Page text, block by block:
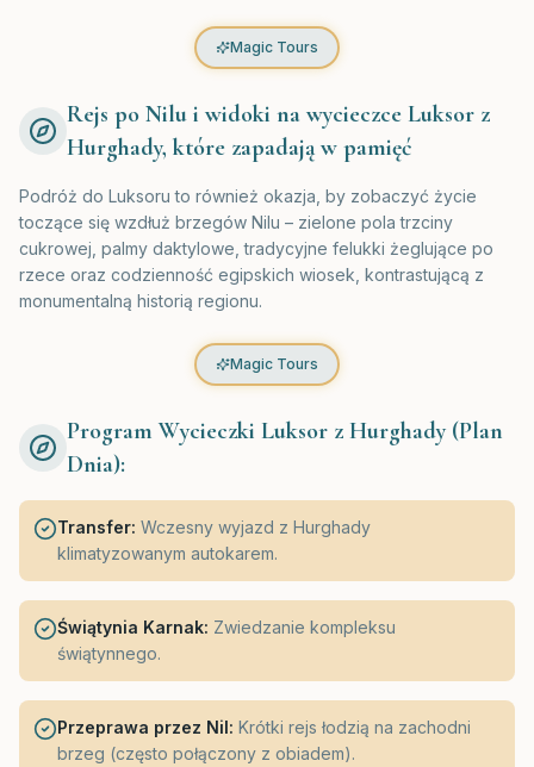
Magic Tours
Rejs po Nilu i widoki na wycieczce Luksor z
Hurghady, które zapadają w pamięć
Podróż do Luksoru to również okazja, by zobaczyć życie
toczące się wzdłuż brzegów Nilu – zielone pola trzciny
cukrowej, palmy daktylowe, tradycyjne felukki żeglujące po
rzece oraz codzienność egipskich wiosek, kontrastującą z
monumentalną historią regionu.
Magic Tours
Program Wycieczki Luksor z Hurghady (Plan
Dnia):
Transfer: Wczesny wyjazd z Hurghady
klimatyzowanym autokarem.
Świątynia Karnak: Zwiedzanie kompleksu
świątynnego.
Przeprawa przez Nil: Krótki rejs łodzią na zachodni
brzeg (często połączony z obiadem).